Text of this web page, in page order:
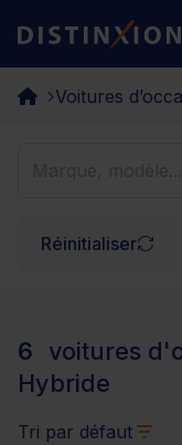
Voitures
Réinitialiser
6
voitures
Hybride
Tri par défaut